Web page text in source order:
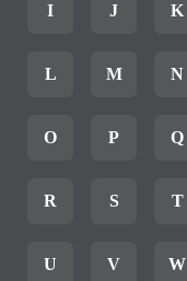
I J K
L M N
O P Q
R S T
U V W